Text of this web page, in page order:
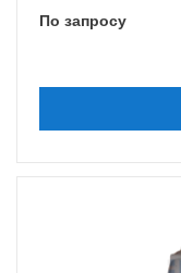
По запросу